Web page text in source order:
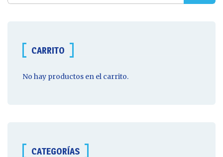
CARRITO
No hay productos en el carrito.
CATEGORÍAS